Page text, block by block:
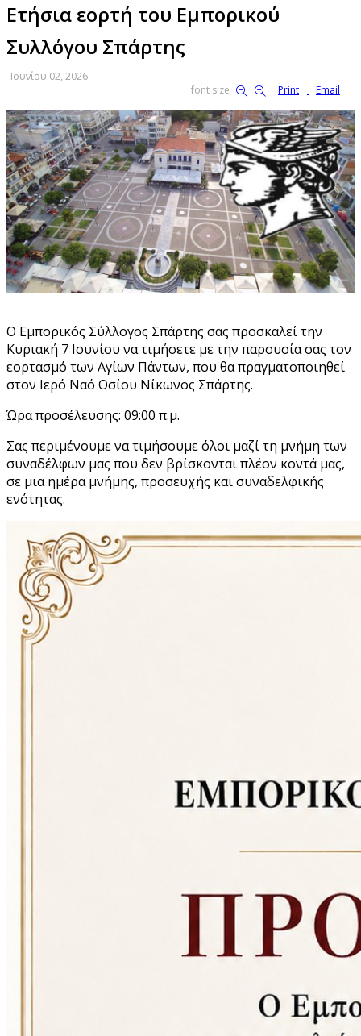
Ετήσια εορτή του Εμπορικού
Συλλόγου Σπάρτης
Ιουνίου 02, 2026
font size
Print Email
Ο Εμπορικός Σύλλογος Σπάρτης σας προσκαλεί την
Κυριακή 7 Ιουνίου να τιμήσετε με την παρουσία σας τον
εορτασμό των Αγίων Πάντων, που θα πραγματοποιηθεί
στον Ιερό Ναό Οσίου Νίκωνος Σπάρτης.
Ώρα προσέλευσης: 09:00 π.μ.
Σας περιμένουμε να τιμήσουμε όλοι μαζί τη μνήμη των
συναδέλφων μας που δεν βρίσκονται πλέον κοντά μας,
σε μια ημέρα μνήμης, προσευχής και συναδελφικής
ενότητας.